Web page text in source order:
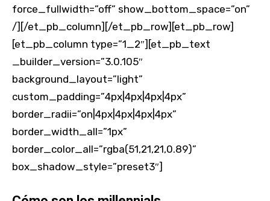
force_fullwidth=”off” show_bottom_space=”on”
/][/et_pb_column][/et_pb_row][et_pb_row]
[et_pb_column type=”1_2″][et_pb_text
_builder_version=”3.0.105″
background_layout=”light”
custom_padding=”4px|4px|4px|4px”
border_radii=”on|4px|4px|4px|4px”
border_width_all=”1px”
border_color_all=”rgba(51,21,21,0.89)”
box_shadow_style=”preset3″]